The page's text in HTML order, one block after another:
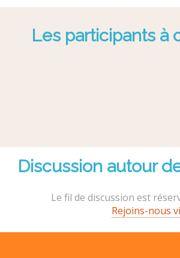
Les participants à
Discussion autour
Le fil de discussion est
Rejoins-nous